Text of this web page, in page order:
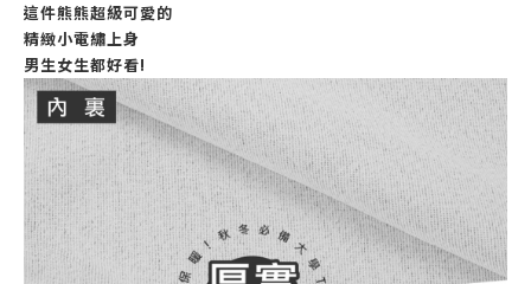
這件熊熊超級可愛的
精緻小電繡上身
男生女生都好看!